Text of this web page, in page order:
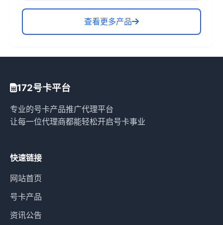
查看更多产品
172号卡平台
专业的号卡产品推广代理平台
让每一位代理商都能轻松开启号卡事业
快速链接
网站首页
号卡产品
资讯公告